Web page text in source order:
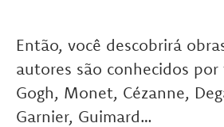
Então, você descobrirá
autores são conhecidos por
Gogh, Monet, Cézanne,
Garnier, Guimard…